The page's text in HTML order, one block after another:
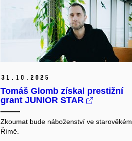
31. 10. 2025
Tomáš Glomb získal prestižní
grant JUNIOR STAR
Zkoumat bude náboženství ve starověkém
Římě.